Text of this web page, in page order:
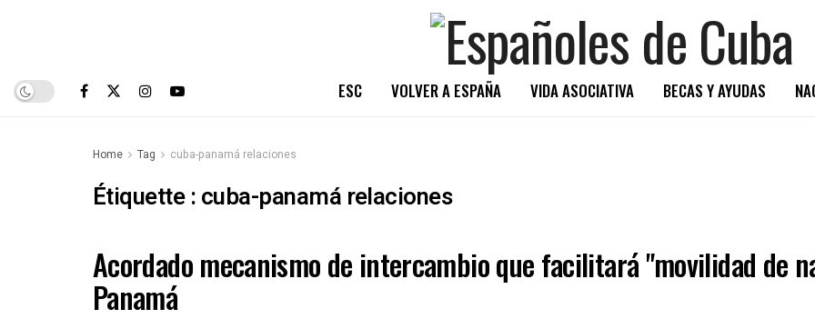
ESC VOLVER A ESPAÑA VIDA ASOCIATIVA BECAS Y AYUDAS
Home Tag cuba-panamá relaciones
Étiquette :cuba-panamá relaciones
ESPAÑOLES DE CUBA
Acordado mecanismo de intercambio que facilitará "movilidad de
Panamá